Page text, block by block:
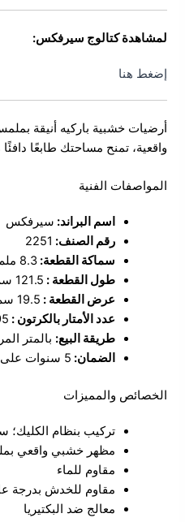
لمشاهدة كتالوج سيرفكس:
إضغط هنا
أرضيات خشبية باركيه أنيقة
واقعية، تمنح مساحتك طابعًا
المواصفات الفنية
اسم البراند: سيرفكس
رقم الصنف: 2251
سماكة القطعة:8.3 ملم
طول القطعة : 121.5 سم
عرض القطعة : 19.5 سم
عدد الأمتار بالكرتون :
طريقة البيع: بالمتر
الضمان: 5 سنوات على تغيير اللون
الخصائص والمميزات
تركيب بنظام الكليك؛
مظهر خشبي واقعي
مقاوم للماء
مقاوم للخدش بدرجة
معالج ضد البكتيريا